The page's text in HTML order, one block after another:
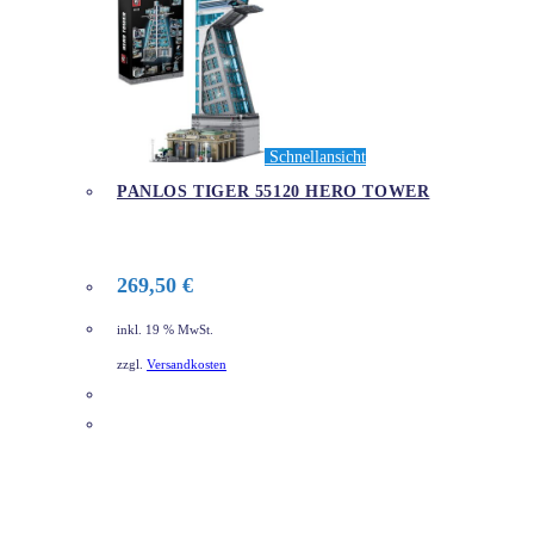
Schnellansicht
PANLOS TIGER 55120 HERO TOWER
269,50 €
inkl. 19 % MwSt.
zzgl. Versandkosten